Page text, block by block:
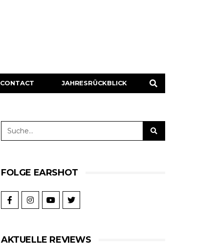
CONTACT JAHRESRÜCKBLICK
FOLGE EARSHOT
AKTUELLE REVIEWS